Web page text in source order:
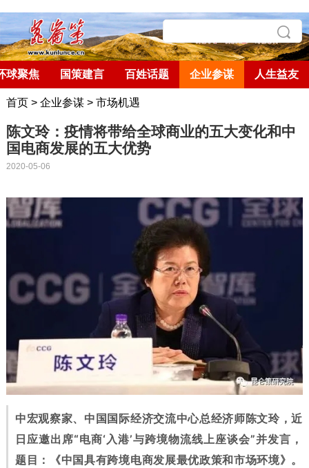
球聚焦 国策建言 百姓话题 企业参谋 人生益友
首页> 企业参谋> 市场机遇
陈文玲：疫情将带给全球商业的五大变化和中
国电商发展的五大优势
2020-05-06
中宏观察家、中国国际经济交流中心总经济师陈文玲，近
日应邀出席“电商‘入港’与跨境物流线上座谈会”并发言，
题目：《中国具有跨境电商发展最优政策和市场环境》。